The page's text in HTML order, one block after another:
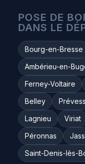
POSE DE
DANS LE
Bourg-en-Bresse
Ambérieu-en-
Ferney-Voltaire
Belley
Lagnieu
Viriat
Péronnas
Saint-Denis-lès-